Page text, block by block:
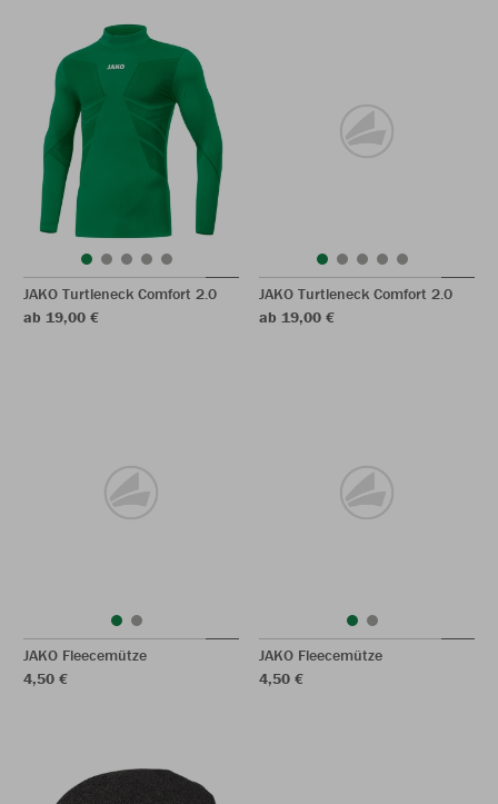
JAKO Turtleneck Comfort 2.0
ab 19,00 €
JAKO Turtleneck Comfort 2.0
ab 19,00 €
JAKO Fleecemütze
4,50 €
JAKO Fleecemütze
4,50 €